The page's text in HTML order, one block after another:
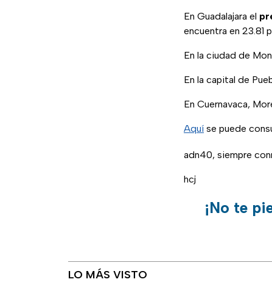
En Guadalajara el
encuentra en 23.81
En la ciudad de
En la capital de
En Cuernavaca,
Aquí se puede
adn40, siempre
hcj
¡No te
LO MÁS VISTO